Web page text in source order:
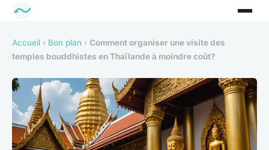
Accueil › Bon plan › Comment organiser une visite des
temples bouddhistes en Thaïlande à moindre coût?